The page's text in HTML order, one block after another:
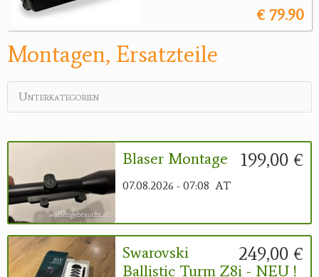
Bücher, Videos
Antikes
Geschenke
Reviereinrichtungen
€ 79.90
Montagen, Ersatzteile
Unterkategorien
199,00 €
Blaser Montage
07.08.2026 - 07:08 AT
249,00 €
Swarovski
Ballistic Turm Z8i - NEU !